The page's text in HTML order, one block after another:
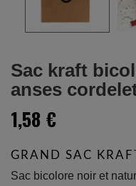
Sac kraft
anses
1,58 €
GRAND SAC
Sac bicolore noir et